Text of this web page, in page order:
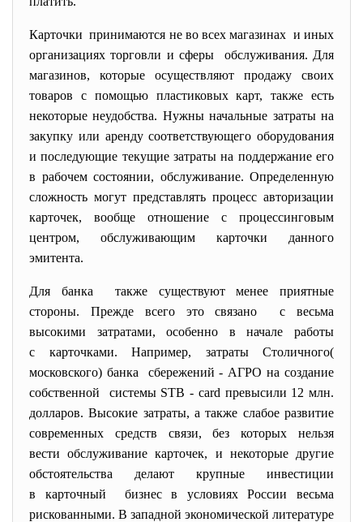
Карточки принимаются не во всех магазинах и иных
организациях торговли и сферы обслуживания. Для
магазинов, которые осуществляют продажу своих
товаров с помощью пластиковых карт, также есть
некоторые неудобства. Нужны начальные затраты на
закупку или аренду соответствующего оборудования
и последующие текущие затраты на поддержание его
в рабочем состоянии, обслуживание. Определенную
сложность могут представлять процесс авторизации
карточек, вообще отношение с процессинговым
центром, обслуживающим карточки данного
эмитента.
Для банка также существуют менее приятные
стороны. Прежде всего это связано с весьма
высокими затратами, особенно в начале работы
с карточками. Например, затраты Столичного(
московского) банка сбережений - АГРО на создание
собственной системы STB - card превысили 12 млн.
долларов. Высокие затраты, а также слабое развитие
современных средств связи, без которых нельзя
вести обслуживание карточек, и некоторые другие
обстоятельства делают крупные инвестиции
в карточный бизнес в условиях России весьма
рискованными. В западной экономической литературе